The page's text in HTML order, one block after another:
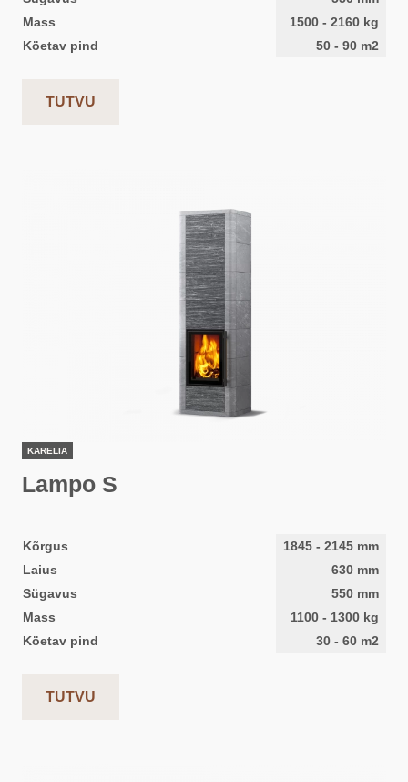
Mass
1500 - 2160 kg
Köetav pind
50 - 90 m2
TUTVU
KARELIA
Lampo S
Kõrgus 1845 - 2145 mm
Laius
630 mm
Sügavus
550 mm
Mass
1100 - 1300 kg
Köetav pind
30 - 60 m2
TUTVU